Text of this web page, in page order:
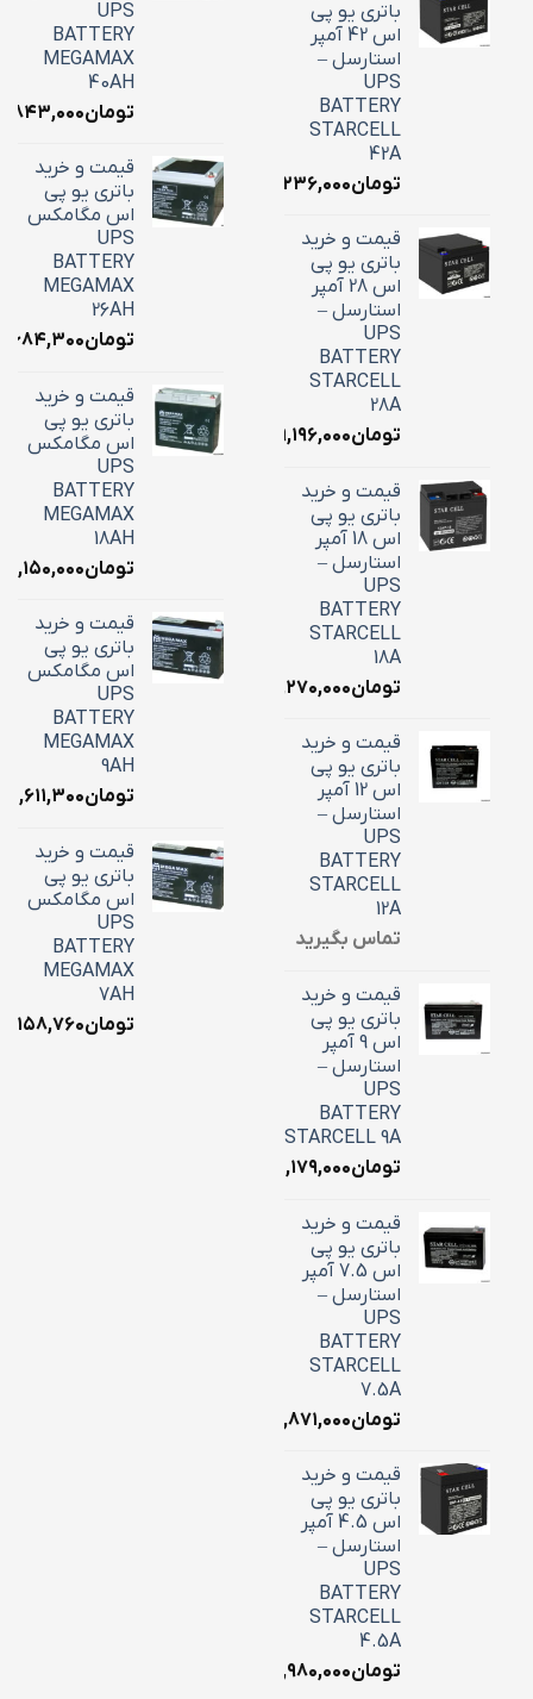
باتری یو پی
اس 42 آمپر
استارسل –
UPS
BATTERY
STARCELL
42A
تومان۱۶,۲۳۶,۰۰۰
قیمت و خرید
باتری یو پی
اس 28 آمپر
استارسل –
UPS
BATTERY
STARCELL
28A
تومان۹,۱۹۶,۰۰۰
قیمت و خرید
باتری یو پی
اس 18 آمپر
استارسل –
UPS
BATTERY
STARCELL
18A
تومان۶,۲۷۰,۰۰۰
قیمت و خرید
باتری یو پی
اس 12 آمپر
استارسل –
UPS
BATTERY
STARCELL
12A
تماس بگیرید
قیمت و خرید
باتری یو پی
اس 9 آمپر
استارسل –
UPS
BATTERY
STARCELL 9A
تومان۳,۱۷۹,۰۰۰
قیمت و خرید
باتری یو پی
اس 7.5 آمپر
استارسل –
UPS
BATTERY
STARCELL
7.5A
تومان۲,۸۷۱,۰۰۰
قیمت و خرید
باتری یو پی
اس 4.5 آمپر
استارسل –
UPS
BATTERY
STARCELL
4.5A
تومان۱,۹۸۰,۰۰۰
UPS
BATTERY
MEGAMAX
40AH
تومان
قیمت و خرید
باتری یو پی
اس مگامکس
UPS
BATTERY
MEGAMAX
26AH
تومان
قیمت و خرید
باتری یو پی
اس مگامکس
UPS
BATTERY
MEGAMAX
18AH
تومان۷,۱۵۰,۰۰۰
قیمت و خرید
باتری یو پی
اس مگامکس
UPS
BATTERY
MEGAMAX
9AH
تومان۳,۶۱۱,۳۰۰
قیمت و خرید
باتری یو پی
اس مگامکس
UPS
BATTERY
MEGAMAX
7AH
تومان